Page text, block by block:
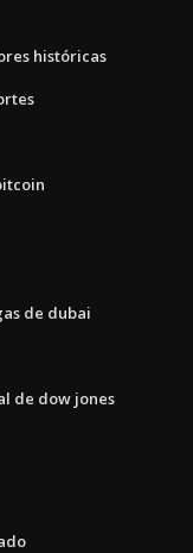
históricas
de dubai
de dow jones